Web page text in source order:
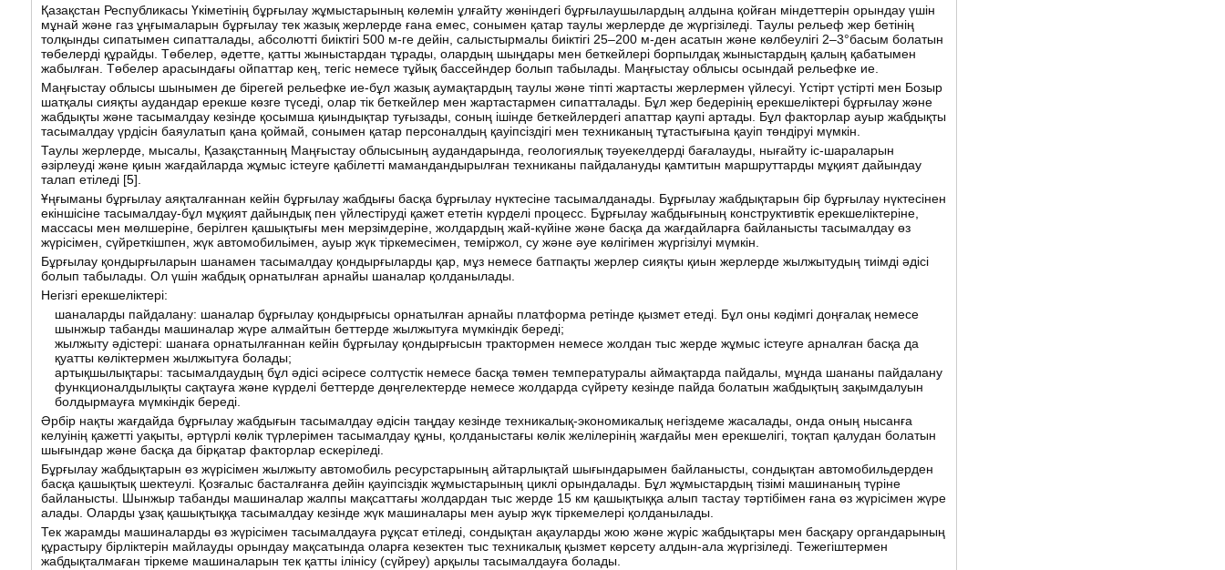
Қазақстан Республикасы Үкіметінің бұрғылау жұмыстарының көлемін ұлғайту жөніндегі бұрғылаушылардың алдына қойған міндеттерін орындау үшін
мұнай және газ ұңғымаларын бұрғылау тек жазық жерлерде ғана емес, сонымен қатар таулы жерлерде де жүргізіледі. Таулы рельеф жер бетінің
толқынды сипатымен сипатталады, абсолютті биіктігі 500 м-ге дейін, салыстырмалы биіктігі 25–200 м-ден асатын және көлбеулігі 2–3°басым болатын
төбелерді құрайды. Төбелер, әдетте, қатты жыныстардан тұрады, олардың шыңдары мен беткейлері борпылдақ жыныстардың қалың қабатымен
жабылған. Төбелер арасындағы ойпаттар кең, тегіс немесе тұйық бассейндер болып табылады. Маңғыстау облысы осындай рельефке ие.
Маңғыстау облысы шынымен де бірегей рельефке ие-бұл жазық аумақтардың таулы және тіпті жартасты жерлермен үйлесуі. Үстірт үстірті мен Бозыр
шатқалы сияқты аудандар ерекше көзге түседі, олар тік беткейлер мен жартастармен сипатталады. Бұл жер бедерінің ерекшеліктері бұрғылау және
жабдықты және тасымалдау кезінде қосымша қиындықтар туғызады, соның ішінде беткейлердегі апаттар қаупі артады. Бұл факторлар ауыр жабдықты
тасымалдау үрдісін баяулатып қана қоймай, сонымен қатар персоналдың қауіпсіздігі мен техниканың тұтастығына қауіп төндіруі мүмкін.
Таулы жерлерде, мысалы, Қазақстанның Маңғыстау облысының аудандарында, геологиялық тәуекелдерді бағалауды, нығайту іс-шараларын
әзірлеуді және қиын жағдайларда жұмыс істеуге қабілетті мамандандырылған техниканы пайдалануды қамтитын маршруттарды мұқият дайындау
талап етіледі [5].
Ұңғыманы бұрғылау аяқталғаннан кейін бұрғылау жабдығы басқа бұрғылау нүктесіне тасымалданады. Бұрғылау жабдықтарын бір бұрғылау нүктесінен
екіншісіне тасымалдау-бұл мұқият дайындық пен үйлестіруді қажет ететін күрделі процесс. Бұрғылау жабдығының конструктивтік ерекшеліктеріне,
массасы мен мөлшеріне, берілген қашықтығы мен мерзімдеріне, жолдардың жай-күйіне және басқа да жағдайларға байланысты тасымалдау өз
жүрісімен, сүйреткішпен, жүк автомобильімен, ауыр жүк тіркемесімен, теміржол, су және әуе көлігімен жүргізілуі мүмкін.
Бұрғылау қондырғыларын шанамен тасымалдау қондырғыларды қар, мұз немесе батпақты жерлер сияқты қиын жерлерде жылжытудың тиімді әдісі
болып табылады. Ол үшін жабдық орнатылған арнайы шаналар қолданылады.
Негізгі ерекшеліктері:
шаналарды пайдалану: шаналар бұрғылау қондырғысы орнатылған арнайы платформа ретінде қызмет етеді. Бұл оны кәдімгі доңғалақ немесе
шынжыр табанды машиналар жүре алмайтын беттерде жылжытуға мүмкіндік береді;
жылжыту әдістері: шанаға орнатылғаннан кейін бұрғылау қондырғысын трактормен немесе жолдан тыс жерде жұмыс істеуге арналған басқа да
қуатты көліктермен жылжытуға болады;
артықшылықтары: тасымалдаудың бұл әдісі әсіресе солтүстік немесе басқа төмен температуралы аймақтарда пайдалы, мұнда шананы пайдалану
функционалдылықты сақтауға және күрделі беттерде дөңгелектерде немесе жолдарда сүйрету кезінде пайда болатын жабдықтың зақымдалуын
болдырмауға мүмкіндік береді.
Әрбір нақты жағдайда бұрғылау жабдығын тасымалдау әдісін таңдау кезінде техникалық-экономикалық негіздеме жасалады, онда оның нысанға
келуінің қажетті уақыты, әртүрлі көлік түрлерімен тасымалдау құны, қолданыстағы көлік желілерінің жағдайы мен ерекшелігі, тоқтап қалудан болатын
шығындар және басқа да бірқатар факторлар ескеріледі.
Бұрғылау жабдықтарын өз жүрісімен жылжыту автомобиль ресурстарының айтарлықтай шығындарымен байланысты, сондықтан автомобильдерден
басқа қашықтық шектеулі. Қозғалыс басталғанға дейін қауіпсіздік жұмыстарының циклі орындалады. Бұл жұмыстардың тізімі машинаның түріне
байланысты. Шынжыр табанды машиналар жалпы мақсаттағы жолдардан тыс жерде 15 км қашықтыққа алып тастау тәртібімен ғана өз жүрісімен жүре
алады. Оларды ұзақ қашықтыққа тасымалдау кезінде жүк машиналары мен ауыр жүк тіркемелері қолданылады.
Тек жарамды машиналарды өз жүрісімен тасымалдауға рұқсат етіледі, сондықтан ақауларды жою және жүріс жабдықтары мен басқару органдарының
құрастыру бірліктерін майлауды орындау мақсатында оларға кезектен тыс техникалық қызмет көрсету алдын-ала жүргізіледі. Тежегіштермен
жабдықталмаған тіркеме машиналарын тек қатты ілінісу (сүйреу) арқылы тасымалдауға болады.